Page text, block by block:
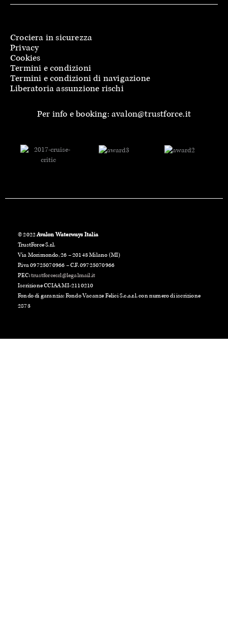
Crociera in sicurezza
Privacy
Cookies
Termini e condizioni
Termini e condizioni di navigazione
Liberatoria assunzione rischi
Per info e booking: avalon@trustforce.it
© 2022Avalon Waterways Italia
TrustForce S.r.l.
Via Morimondo, 26 – 20143 Milano (MI)
P.iva 09725070966 – C.F. 09725070966
PEC:trustforcesrl@legalmail.it
Iscrizione CCIAA MI-2110210
Fondo di garanzia: Fondo Vacanze Felici S.c.a.r.l. con numero di iscrizione
2873